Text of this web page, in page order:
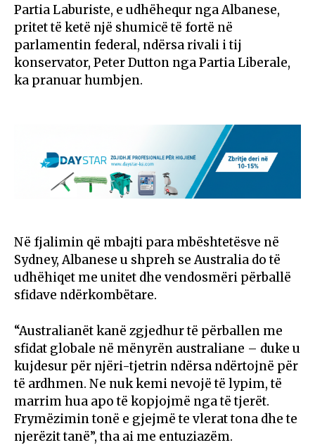
Partia Laburiste, e udhëhequr nga Albanese,
pritet të ketë një shumicë të fortë në
parlamentin federal, ndërsa rivali i tij
konservator, Peter Dutton nga Partia Liberale,
ka pranuar humbjen.
Në fjalimin që mbajti para mbështetësve në
Sydney, Albanese u shpreh se Australia do të
udhëhiqet me unitet dhe vendosmëri përballë
sfidave ndërkombëtare.
“Australianët kanë zgjedhur të përballen me
sfidat globale në mënyrën australiane – duke u
kujdesur për njëri-tjetrin ndërsa ndërtojnë për
të ardhmen. Ne nuk kemi nevojë të lypim, të
marrim hua apo të kopjojmë nga të tjerët.
Frymëzimin tonë e gjejmë te vlerat tona dhe te
njerëzit tanë”, tha ai me entuziazëm.